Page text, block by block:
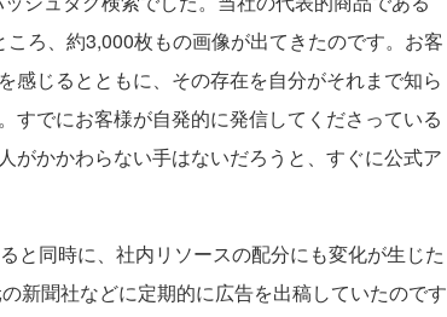
ころ、約3,000枚もの画像が出てきたのです。お客
感じるとともに、その存在を自分がそれまで知ら
すでにお客様が自発的に発信してくださっている
がかかわらない手はないだろうと、すぐに公式ア
と同時に、社内リソースの配分にも変化が生じた
新聞社などに定期的に広告を出稿していたのです